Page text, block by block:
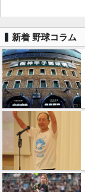
新着 野球コラム